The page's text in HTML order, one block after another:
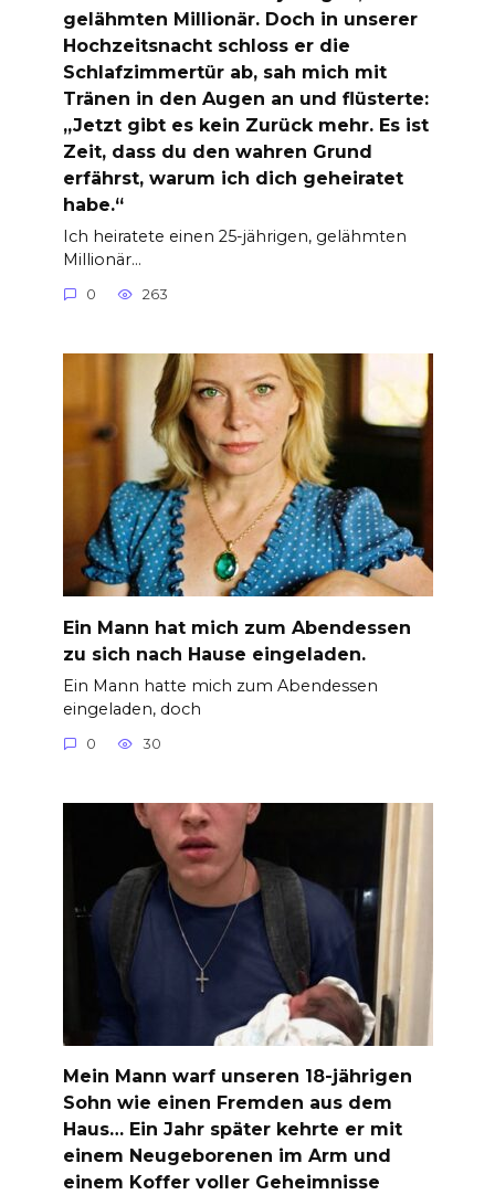
gelähmten Millionär. Doch in unserer
Hochzeitsnacht schloss er die
Schlafzimmertür ab, sah mich mit
Tränen in den Augen an und flüsterte:
„Jetzt gibt es kein Zurück mehr. Es ist
Zeit, dass du den wahren Grund
erfährst, warum ich dich geheiratet
habe.“
Ich heiratete einen 25-jährigen, gelähmten
Millionär…
0 263
Ein Mann hat mich zum Abendessen
zu sich nach Hause eingeladen.
Ein Mann hatte mich zum Abendessen
eingeladen, doch
0 30
Mein Mann warf unseren 18-jährigen
Sohn wie einen Fremden aus dem
Haus… Ein Jahr später kehrte er mit
einem Neugeborenen im Arm und
einem Koffer voller Geheimnisse